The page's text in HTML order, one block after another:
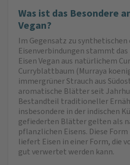
Was ist das Besondere
Vegan?
Im Gegensatz zu
Eisenverbindungen stammt das
Eisen Vegan aus natürlichem
Curryblattbaum (Murraya
immergrüner Strauch aus
aromatische Blätter seit
Bestandteil traditioneller
insbesondere in der indischen
gefiederten Blätter gelten als
pflanzlichen Eisens. Diese
liefert Eisen in einer Form, die
gut verwertet werden kann.